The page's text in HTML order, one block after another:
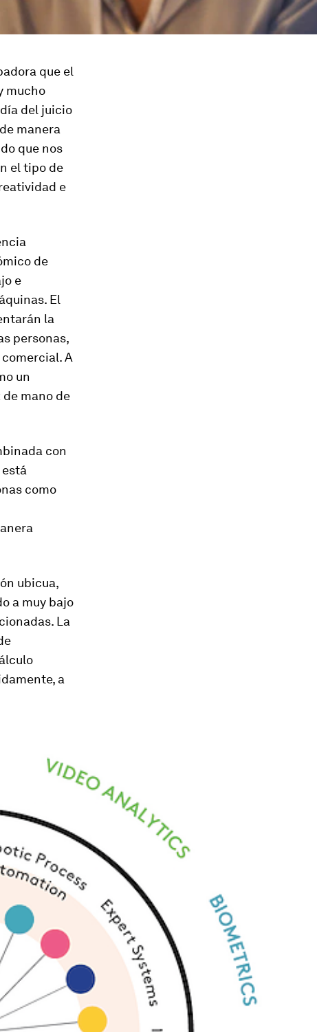
que el
mucho
del juicio
manera
que nos
el tipo de
e
de
e
El
la
personas,
A
un
mano de
con
como
ubicua,
a muy bajo
La
a